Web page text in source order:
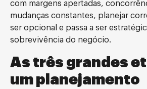
com margens apertadas,
mudanças constantes, planejar
ser opcional e passa a ser
sobrevivência do negócio.
As três grandes
um planejamento